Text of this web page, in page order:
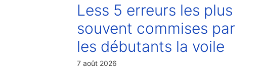
Less 5 erreurs les plus
souvent commises par
les débutants la voile
7 août 2026